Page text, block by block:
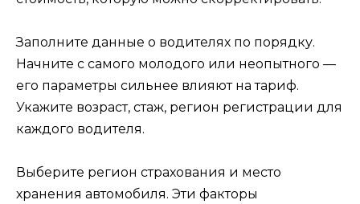
Заполните данные о водителях по порядку.
Начните с самого молодого или неопытного —
его параметры сильнее влияют на тариф.
Укажите возраст, стаж, регион регистрации для
каждого водителя.
Выберите регион страхования и место
хранения автомобиля. Эти факторы